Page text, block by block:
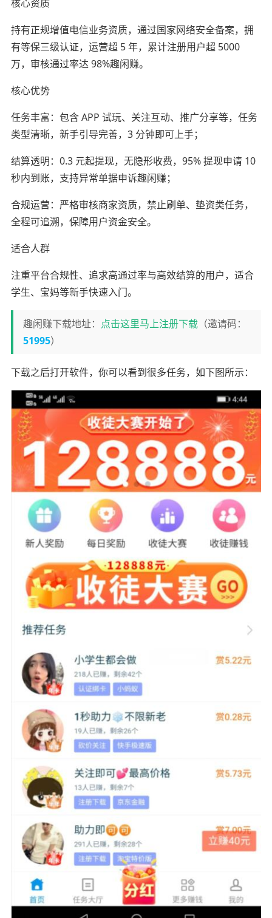
核心资质
持有正规增值电信业务资质，通过国家网络安全备案，拥
有等保三级认证，运营超 5 年，累计注册用户超 5000
万，审核通过率达 98%趣闲赚。
核心优势
任务丰富：包含 APP 试玩、关注互动、推广分享等，任务
类型清晰，新手引导完善，3 分钟即可上手；
结算透明：0.3 元起提现，无隐形收费，95% 提现申请 10
秒内到账，支持异常单据申诉趣闲赚；
合规运营：严格审核商家资质，禁止刷单、垫资类任务，
全程可追溯，保障用户资金安全。
适合人群
注重平台合规性、追求高通过率与高效结算的用户，适合
学生、宝妈等新手快速入门。
趣闲赚下载地址： 点击这里马上注册下载（邀请码：
51995）
下载之后打开软件，你可以看到很多任务，如下图所示：